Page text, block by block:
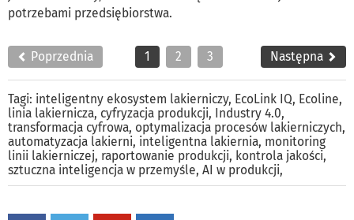
potrzebami przedsiębiorstwa.
Poprzednia 1 2 3 Następna
Tagi: inteligentny ekosystem lakierniczy, EcoLink IQ, Ecoline,
linia lakiernicza, cyfryzacja produkcji, Industry 4.0,
transformacja cyfrowa, optymalizacja procesów lakierniczych,
automatyzacja lakierni, inteligentna lakiernia, monitoring
linii lakierniczej, raportowanie produkcji, kontrola jakości,
sztuczna inteligencja w przemyśle, AI w produkcji,